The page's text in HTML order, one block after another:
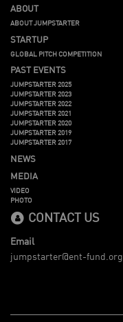
ABOUT
ABOUT JUMPSTARTER
STARTUP
GLOBAL PITCH COMPETITION
PAST EVENTS
JUMPSTARTER 2025
JUMPSTARTER 2023
JUMPSTARTER 2022
JUMPSTARTER 2021
JUMPSTARTER 2020
JUMPSTARTER 2019
JUMPSTARTER 2017
NEWS
MEDIA
VIDEO
PHOTO
CONTACT US
Email
jumpstarter@ent-fund.org